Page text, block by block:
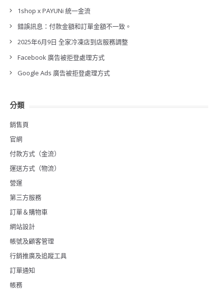
1shop x PAYUNi 統一金流
錯誤訊息：付款金額和訂單金額不一致。
2025年6月9日 全家冷凍店到店服務調整
Facebook 廣告被拒登處理方式
Google Ads 廣告被拒登處理方式
分類
銷售頁
官網
付款方式（金流）
運送方式（物流）
營運
第三方服務
訂單＆購物車
網站設計
帳號及顧客管理
行銷推廣及追蹤工具
訂單通知
帳務